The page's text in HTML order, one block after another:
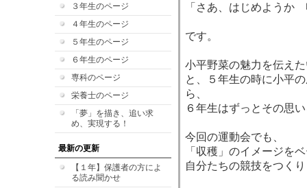
３年生のページ
４年生のページ
５年生のページ
６年生のページ
専科のページ
栄養士のページ
「夢」を描き、追い求
め、実現する！
最新の更新
【１年】保護者の方によ
る読み聞かせ
「さあ、はじめようか
です。
小平野菜の魅力を伝え
と、５年生の時に小平
ら、
６年生はずっとその思
今回の運動会でも、
「収穫」のイメージを
自分たちの競技をつく